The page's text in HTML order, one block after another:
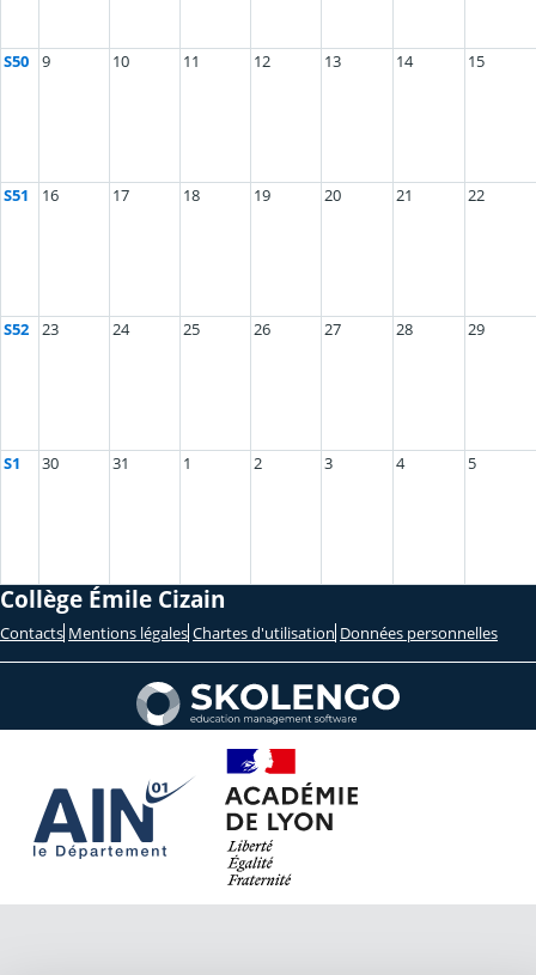
S50 9 10 11 12 13 14 15
S51 16 17 18 19 20 21 22
S52 23 24 25 26 27 28 29
S1 30 31 1 2 3 4 5
Collège Émile Cizain
Contacts Mentions légales Chartes d'utilisation Données personnelles